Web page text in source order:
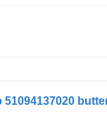
51094137020